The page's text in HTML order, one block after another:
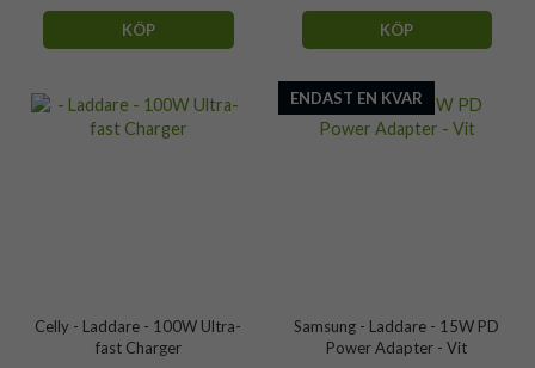
KÖP KÖP
Celly - Laddare - 100W Ultra-
fast Charger
ENDAST EN KVAR
Samsung - Laddare - 15W PD
Power Adapter - Vit